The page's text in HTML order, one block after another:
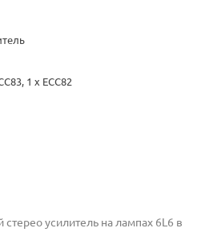
1 x ECC82
усилитель на лампах 6L6 в